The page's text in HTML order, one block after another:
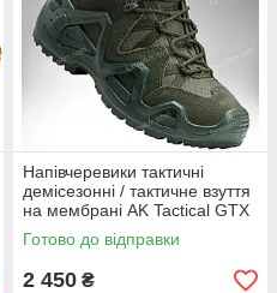
Напівчеревики тактичні
демісезонні / тактичне взуття
на мембрані AK Tactical GTX
Mid (olive)
Готово до відправки
2 450 ₴